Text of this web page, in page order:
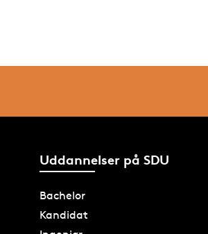
Uddannelser på SDU
Bachelor
Kandidat